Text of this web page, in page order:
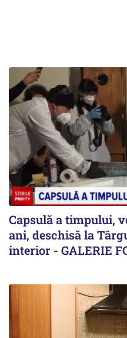
Capsulă a timpului,
ani, deschisă la
interior - GALERIE